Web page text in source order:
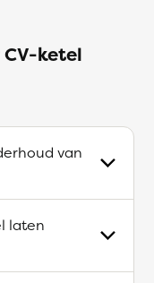
ketel
van
laten